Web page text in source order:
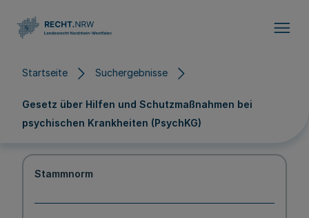
Startseite Suchergebnisse
Gesetz über Hilfen und Schutzmaßnahmen bei
psychischen Krankheiten (PsychKG)
Stammnorm